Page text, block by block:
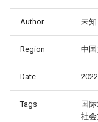
Author 未知
Region 中
Date
Tags
国
社